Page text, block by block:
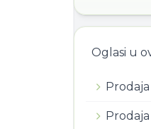
Oglasi u